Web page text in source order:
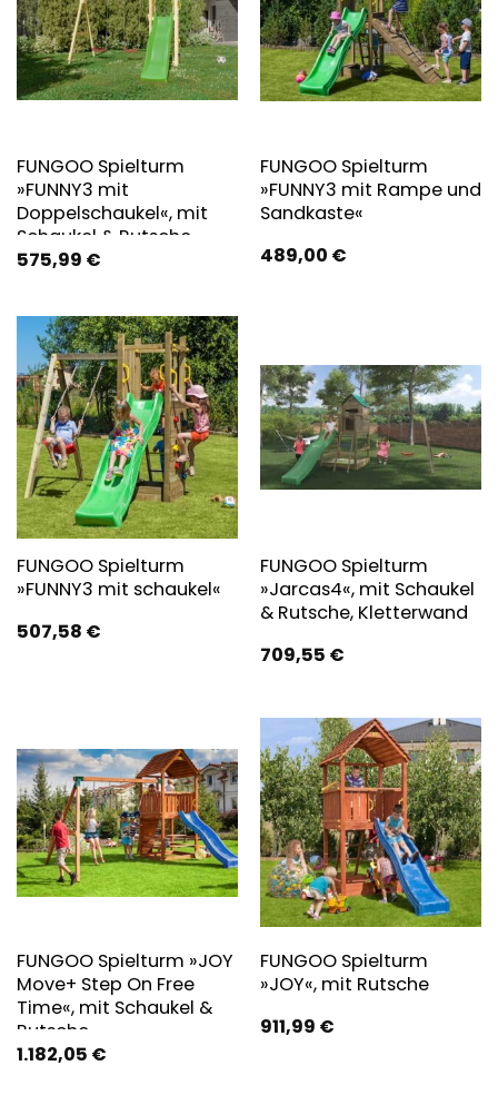
FUNGOO Spielturm
»FUNNY3 mit
Doppelschaukel«, mit
Schaukel & Rutsche
575,99 €
FUNGOO Spielturm
»FUNNY3 mit Rampe und
Sandkaste«
489,00 €
FUNGOO Spielturm
»FUNNY3 mit schaukel«
507,58 €
FUNGOO Spielturm
»Jarcas4«, mit Schaukel
& Rutsche, Kletterwand
709,55 €
FUNGOO Spielturm »JOY
Move+ Step On Free
Time«, mit Schaukel &
Rutsche
1.182,05 €
FUNGOO Spielturm
»JOY«, mit Rutsche
911,99 €